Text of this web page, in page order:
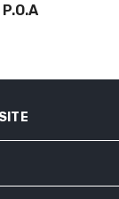
Pour FERRARI 250
Selon L'Annexe K
P.O.A